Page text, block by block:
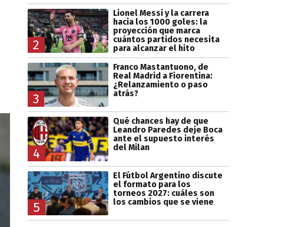
2
Lionel Messi y la carrera
hacia los 1000 goles: la
proyección que marca
cuántos partidos necesita
para alcanzar el hito
3
Franco Mastantuono, de
Real Madrid a Fiorentina:
¿Relanzamiento o paso
atrás?
4
Qué chances hay de que
Leandro Paredes deje Boca
ante el supuesto interés
del Milan
5
El Fútbol Argentino discute
el formato para los
torneos 2027: cuáles son
los cambios que se viene